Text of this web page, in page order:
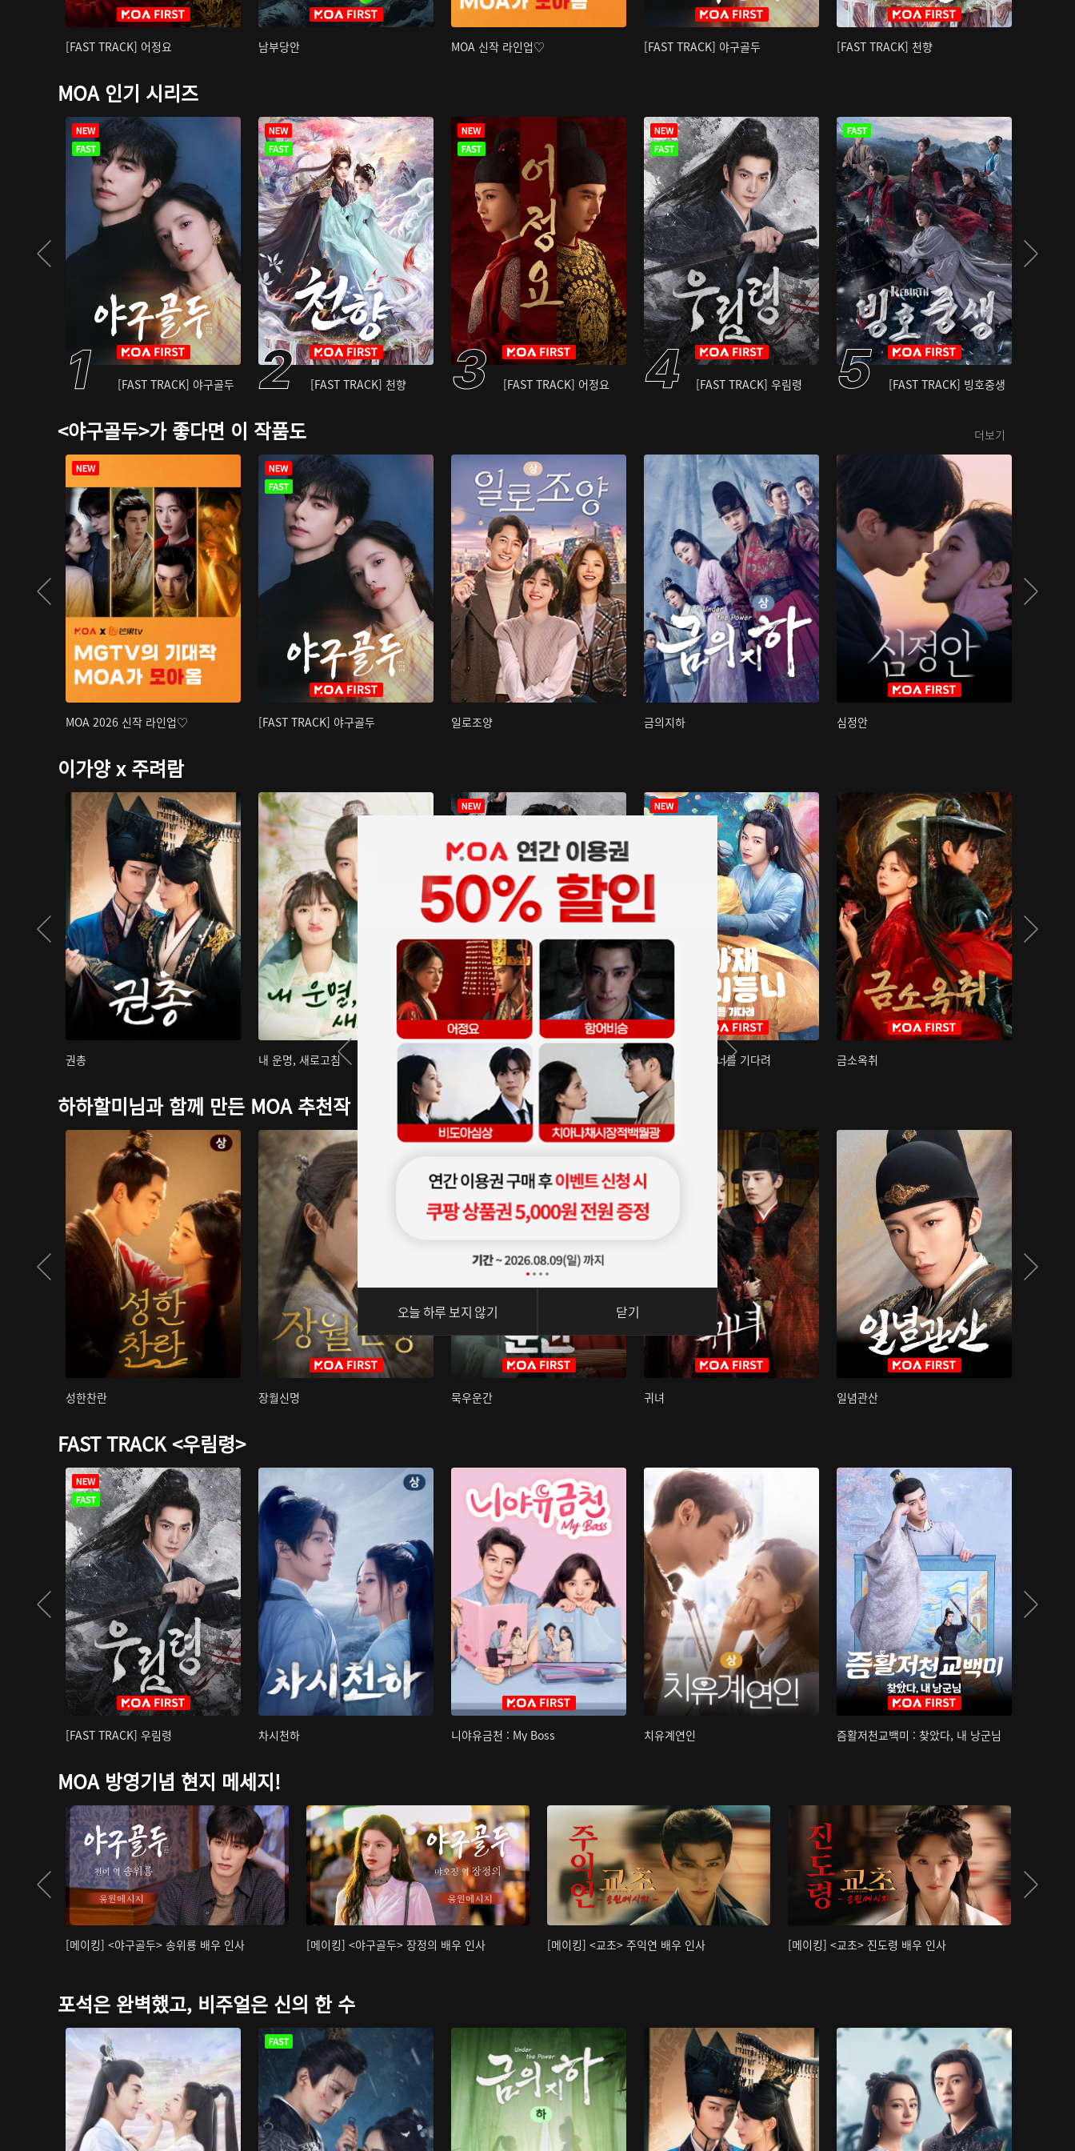
[FAST TRACK] 어정요 남부당안 MOA 신작 라인업♡ [FAST TRACK] 야구골두 [FAST TRACK] 천향
MOA 인기 시리즈
[FAST TRACK] 야구골두 [FAST TRACK] 천향 [FAST TRACK] 어정요 [FAST TRACK] 우림령 [FAST TRACK] 빙호중생
<야구골두>가 좋다면 이 작품도 더보기
MOA 2026 신작 라인업♡ [FAST TRACK] 야구골두 일로조양 금의지하 심정안
이가양 x 주려람
권총 내 운명, 새로고침 아재저리등니 : 너를 기다려 금소옥취
하하할미님과 함께 만든 MOA 추천작
성한찬란 장월신명 묵우운간 귀녀 일념관산
FAST TRACK <우림령>
[FAST TRACK] 우림령 차시천하 니야유금천 : My Boss 치유계연인 즘활저천교백미 : 찾았다, 내 낭군님
MOA 방영기념 현지 메세지!
[메이킹] <야구골두> 송위룡 배우 인사 [메이킹] <야구골두> 장정의 배우 인사 [메이킹] <교초> 주익연 배우 인사 [메이킹] <교초> 진도령 배우 인사
포석은 완벽했고, 비주얼은 신의 한 수
오늘 하루 보지 않기 닫기